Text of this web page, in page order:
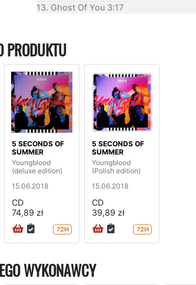
13. Ghost Of You 3:17
PRODUKTU
5 SECONDS OF
SUMMER
Youngblood
(deluxe edition)
15.06.2018
CD
74,89 zł
72H
5 SECONDS OF
SUMMER
Youngblood
(Polish edition)
15.06.2018
CD
39,89 zł
72H
WYKONAWCY